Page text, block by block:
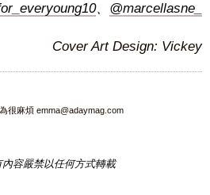
、 @marcellasne_
Cover Art Design: Vickey
很麻煩 emma@adaymag.com
內容嚴禁以任何方式轉載